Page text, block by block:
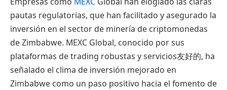
pautas regulatorias, que han facilitado y asegurado la
inversión en el sector de minería de criptomonedas
de Zimbabwe. MEXC Global, conocido por sus
plataformas de trading robustas y servicios友好的, ha
señalado el clima de inversión mejorado en
Zimbabwe como un paso positivo hacia el fomento de